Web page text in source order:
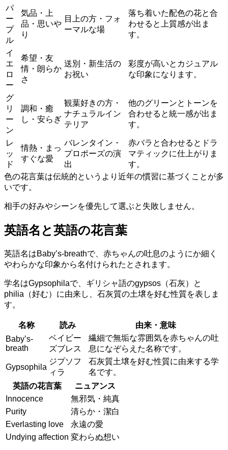
パ
ー
プ
ル
気品・上
品・思いや
り
目上の方・フォ
ーマルな場
落ち着いた配色の花と合
わせると上質感が出ま
す。
イ
エ
ロ
ー
希望・友
情・朗らか
さ
送別・新生活の
お祝い
彩度が高いとカジュアル
な印象になります。
グ
リ
ー
ン
調和・癒
し・安らぎ
観葉好きの方・
ナチュラルイン
テリア
他のグリーンとトーンを
合わせると統一感が出ま
す。
レ
ッ
ド
情熱・まっ
すぐな愛
バレンタイン・
プロポーズの演
出
赤バラと合わせるとドラ
マティックに仕上がりま
す。
色の花言葉は伝統的というより近年の慣習に基づくことが多
いです。
相手の好みやシーンを優先して選ぶと失敗しません。
英語名と英語の花言葉
英語名はBaby’s-breathで、赤ちゃんの吐息のようにか細く
やわらかな印象から名付けられたとされます。
学名はGypsophilaで、ギリシャ語のgypsos（石灰）と
philia（好む）に由来し、石灰質の土壌を好む性質を表しま
す。
名称 読み
由来・意味
Baby’s-
breath
ベイビー
ズブレス
繊細で無垢な雰囲気を赤ちゃんの吐
息になぞらえた名称です。
Gypsophila
ジプソフ
ィラ
石灰質土壌を好む性質に由来する学
名です。
英語の花言葉
ニュアンス
Innocence
無邪気・純真
Purity
清らか・潔白
Everlasting love
永遠の愛
Undying affection 変わらぬ想い